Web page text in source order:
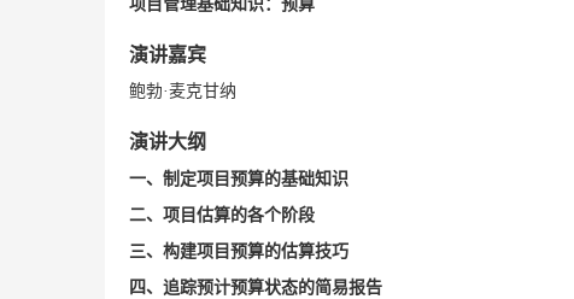
项目管理基础知识：预算
演讲嘉宾
鲍勃·麦克甘纳
演讲大纲
一、制定项目预算的基础知识
二、项目估算的各个阶段
三、构建项目预算的估算技巧
四、追踪预计预算状态的简易报告